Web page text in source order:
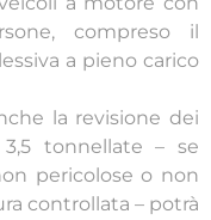
compreso il
a pieno carico
la revisione dei
tonnellate – se
pericolose o non
controllata – potrà